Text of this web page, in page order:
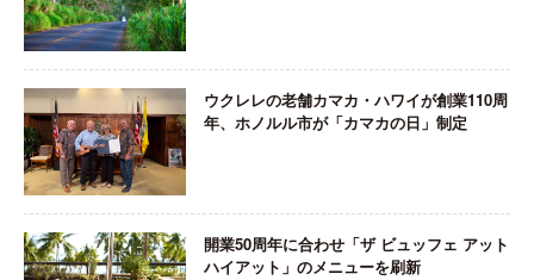
ウクレレの老舗カマカ・ハワイが創業110周
年、ホノルル市が「カマカの日」制定
開業50周年に合わせ「ザ ビュッフェ アット
ハイアット」のメニューを刷新